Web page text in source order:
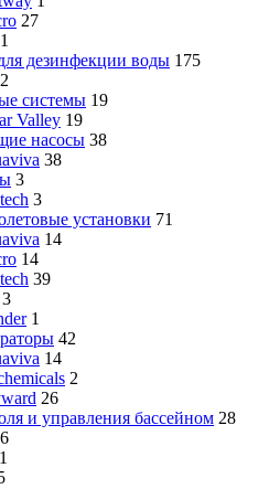
27
1
дезинфекции воды 175
2
системы 19
Valley 19
насосы 38
38
3
3
установки 71
14
14
39
3
1
42
14
2
26
и управления бассейном 28
6
1